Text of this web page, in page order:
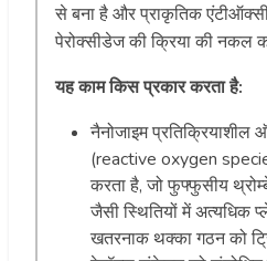
से बना है और प्राकृतिक
पेरोक्सीडेज की क्रिया की नकल
यह काम किस प्रकार करता है:
नैनोजाइम प्रतिक्रियाशील
(reactive oxygen
करता है, जो फुफ्फुसीय
जैसी स्थितियों में
खतरनाक थक्का गठन को